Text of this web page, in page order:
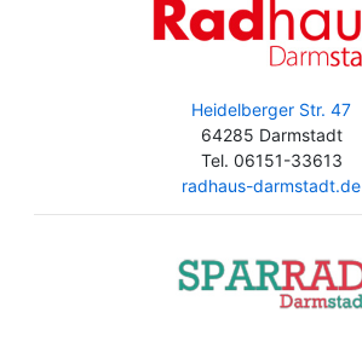
Heidelberger Str. 47
64285 Darmstadt
Tel. 06151-33613
radhaus-darmstadt.de